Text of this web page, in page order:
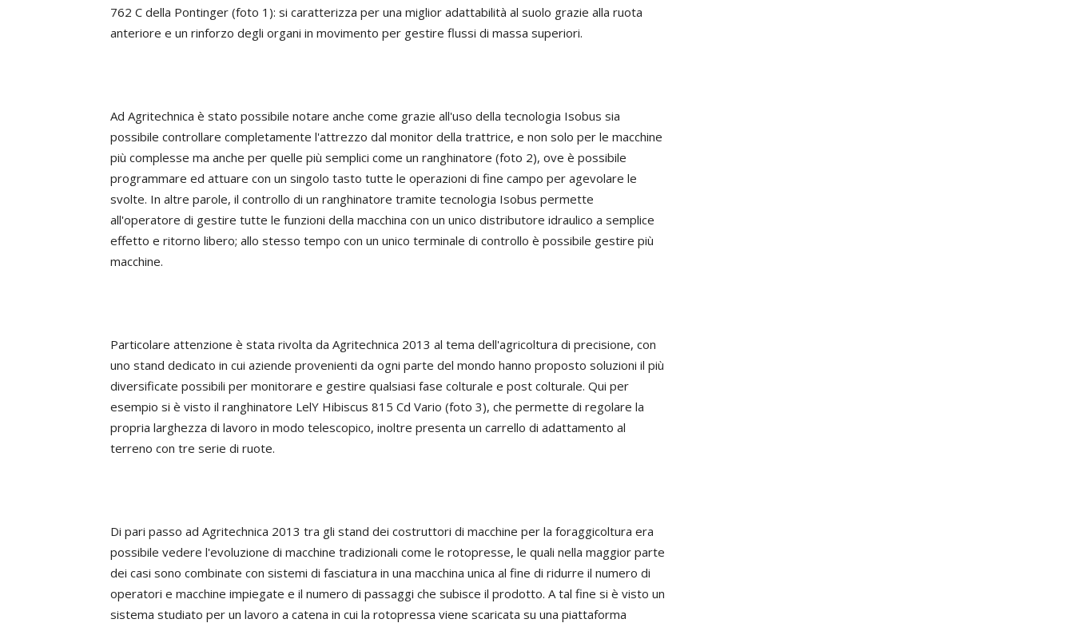
762 C della Pontinger (foto 1): si caratterizza per una miglior adattabilità al suolo grazie alla ruota
anteriore e un rinforzo degli organi in movimento per gestire flussi di massa superiori.
Ad Agritechnica è stato possibile notare anche come grazie all'uso della tecnologia Isobus sia
possibile controllare completamente l'attrezzo dal monitor della trattrice, e non solo per le macchine
più complesse ma anche per quelle più semplici come un ranghinatore (foto 2), ove è possibile
programmare ed attuare con un singolo tasto tutte le operazioni di fine campo per agevolare le
svolte. In altre parole, il controllo di un ranghinatore tramite tecnologia Isobus permette
all'operatore di gestire tutte le funzioni della macchina con un unico distributore idraulico a semplice
effetto e ritorno libero; allo stesso tempo con un unico terminale di controllo è possibile gestire più
macchine.
Particolare attenzione è stata rivolta da Agritechnica 2013 al tema dell'agricoltura di precisione, con
uno stand dedicato in cui aziende provenienti da ogni parte del mondo hanno proposto soluzioni il più
diversificate possibili per monitorare e gestire qualsiasi fase colturale e post colturale. Qui per
esempio si è visto il ranghinatore LelY Hibiscus 815 Cd Vario (foto 3), che permette di regolare la
propria larghezza di lavoro in modo telescopico, inoltre presenta un carrello di adattamento al
terreno con tre serie di ruote.
Di pari passo ad Agritechnica 2013 tra gli stand dei costruttori di macchine per la foraggicoltura era
possibile vedere l'evoluzione di macchine tradizionali come le rotopresse, le quali nella maggior parte
dei casi sono combinate con sistemi di fasciatura in una macchina unica al fine di ridurre il numero di
operatori e macchine impiegate e il numero di passaggi che subisce il prodotto. A tal fine si è visto un
sistema studiato per un lavoro a catena in cui la rotopressa viene scaricata su una piattaforma